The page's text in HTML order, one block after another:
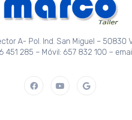
A- Pol. Ind. San Miguel – 50830
451 285 – Móvil: 657 832 100 –